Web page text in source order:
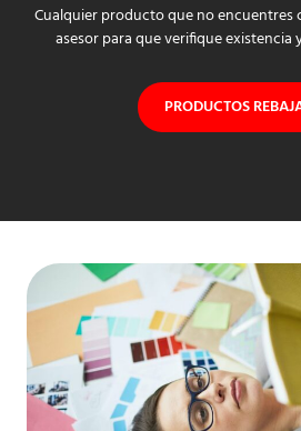
Cualquier producto que no
asesor para que verifique existencia
PRODUCTOS